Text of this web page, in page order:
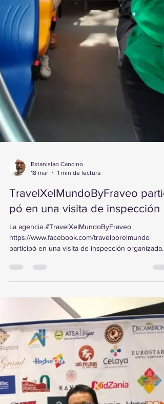
Estanislao Cancino
TravelXelMundoByFraveo
La agencia #TravelXelMundoByFraveo
https://www.facebook.com/travelporelmundo
por Grupo de 10 , recorriendo los hoteles
Inn, Gran Hotel, Hotel Madero y Hotel Hidalgo . La
en Querétaro , permitiendo conocer de primera
mano las instalaciones y fortalecer la oferta de
hospedaje para sus clientes.Con el respaldo de
#FraVEO seguimos impulsando la capacitación y el
trabaj